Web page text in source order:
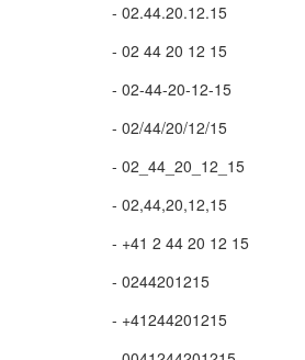
- 02.44.20.12.15
- 02 44 20 12 15
- 02-44-20-12-15
- 02/44/20/12/15
- 02_44_20_12_15
- 02,44,20,12,15
- +41 2 44 20 12 15
- 0244201215
- +41244201215